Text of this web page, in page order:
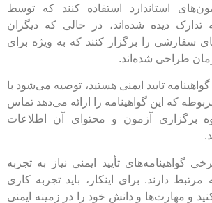
استاندارد استفاده کنند که توسط
تدارک دیده شده‌اند، در حالی که دیگران
سفارشی را برگزار کنند که به ویژه برای
طراحی شده‌اند.
تایید ایمنی هستید، توصیه می‌شود با
که این گواهینامه را ارائه می‌دهد تماس
برگزاری آزمون و محتوای آن اطلاعات
گواهینامه‌های تأیید ایمنی نیاز به تجربه
دارند. برای اینکار، باید تجربه کاری
و مهارت‌ها و دانش خود را در زمینه ایمنی